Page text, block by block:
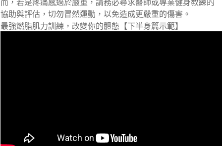
而，若是疼痛感過於嚴重，請務必尋求醫師或專業健身教練的
協助與評估，切勿冒然運動，以免造成更嚴重的傷害。
最強燃脂肌力訓練，改變你的體態【下半身篇示範】